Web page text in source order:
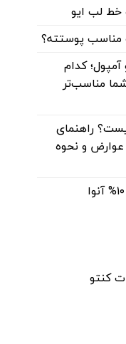
خط لب ایو
پوستته؟
کدام
مناسب‌تر
راهنمای
عوارض و نحوه
کنتو